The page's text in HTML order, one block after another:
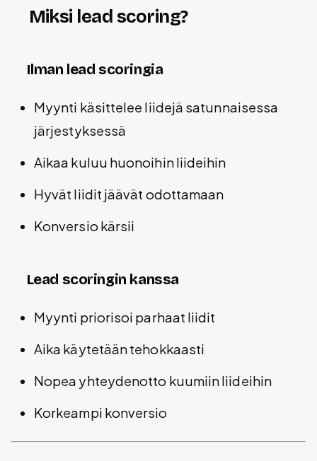
Miksi lead scoring?
Ilman lead scoringia
Myynti käsittelee liidejä satunnaisessa
järjestyksessä
Aikaa kuluu huonoihin liideihin
Hyvät liidit jäävät odottamaan
Konversio kärsii
Lead scoringin kanssa
Myynti priorisoi parhaat liidit
Aika käytetään tehokkaasti
Nopea yhteydenotto kuumiin liideihin
Korkeampi konversio